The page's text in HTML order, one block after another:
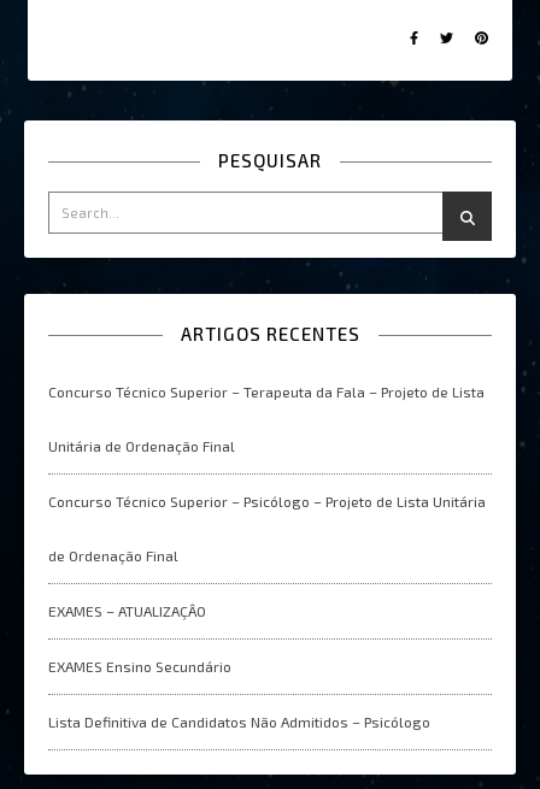
PESQUISAR
ARTIGOS RECENTES
Concurso Técnico Superior – Terapeuta da Fala – Projeto de Lista
Unitária de Ordenação Final
Concurso Técnico Superior – Psicólogo – Projeto de Lista Unitária
de Ordenação Final
EXAMES – ATUALIZAÇÂO
EXAMES Ensino Secundário
Lista Definitiva de Candidatos Não Admitidos – Psicólogo